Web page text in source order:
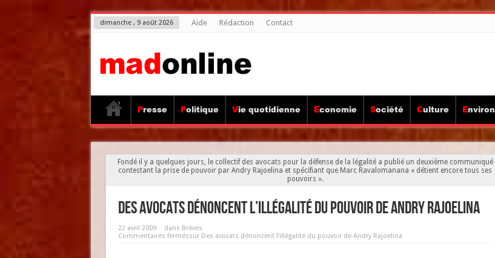
dimanche , 9 août 2026 Aide Rédaction Contact
Presse Politique Vie quotidienne Economie Société Culture
Fondé il y a quelques jours, le collectif des avocats pour la défense de la légalité a publié un deuxième communiqué
contestant la prise de pouvoir par Andry Rajoelina et spécifiant que Marc Ravalomanana « détient encore tous ses
pouvoirs ».
Des avocats dénoncent l’illégalité du pouvoir de Andry Rajoelina
22 avril 2009 dans Brèves
Commentaires ferméssur Des avocats dénoncent l’illégalité du pouvoir de Andry Rajoelina